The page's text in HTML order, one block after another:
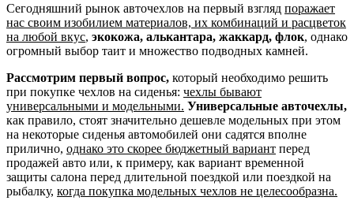
Сегодняшний рынок авточехлов на первый взгляд поражает
нас своим изобилием материалов, их комбинаций и расцветок
на любой вкус, экокожа, алькантара, жаккард, флок, однако
огромный выбор таит и множество подводных камней.
Рассмотрим первый вопрос, который необходимо решить
при покупке чехлов на сиденья: чехлы бывают
универсальными и модельными. Универсальные авточехлы,
как правило, стоят значительно дешевле модельных при этом
на некоторые сиденья автомобилей они садятся вполне
прилично, однако это скорее бюджетный вариант перед
продажей авто или, к примеру, как вариант временной
защиты салона перед длительной поездкой или поездкой на
рыбалку, когда покупка модельных чехлов не целесообразна.